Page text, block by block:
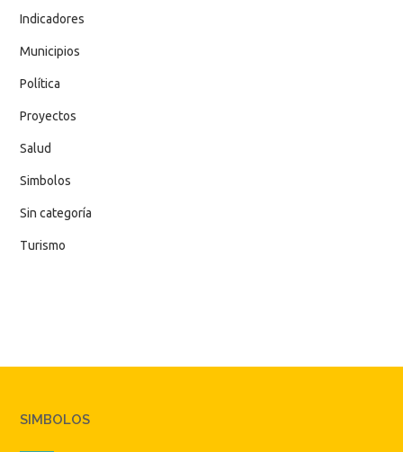
Indicadores
Municipios
Política
Proyectos
Salud
Simbolos
Sin categoría
Turismo
SIMBOLOS